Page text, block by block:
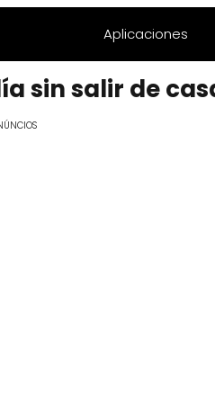
Aplicaciones
sin salir de